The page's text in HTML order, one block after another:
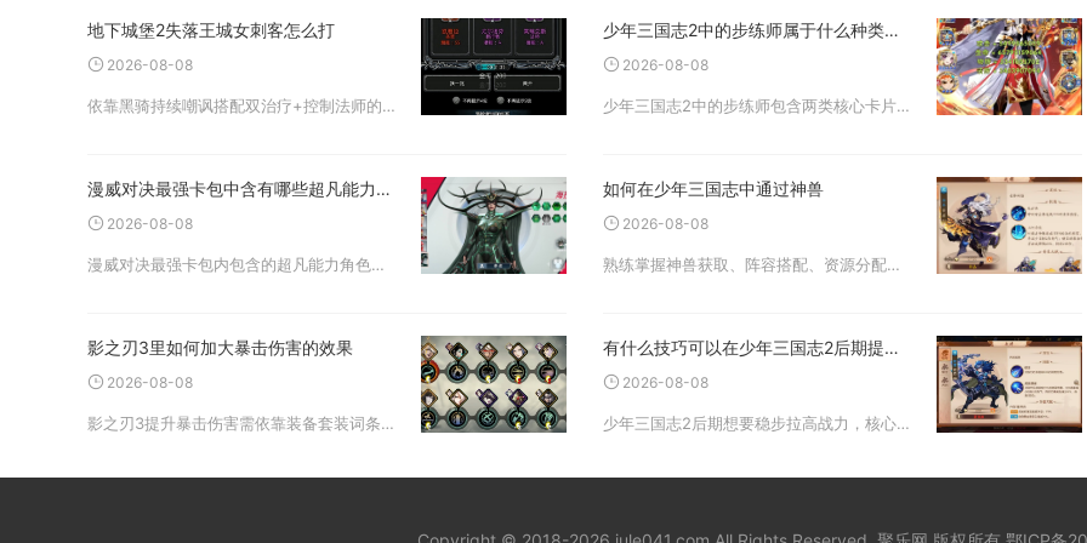
地下城堡2失落王城女刺客怎么打
2026-08-08
依靠黑骑持续嘲讽搭配双治疗+控制法师的标准四角色阵容，配齐免疫流血、瘟疫装备并严格调整力速比与战术阈值，即可稳定通关失落王城女刺客，无需高阶转职角色也能完成挑战。该BOSS位于失落王城坐标42,14，触发战斗时
少年三国志2中的步练师属于什么种类的卡片
2026-08-08
少年三国志2中的步练师包含两类核心卡片品类，其一为吴国阵营虹金品质辅助武将卡，其二是专属天金品质红颜职业卡片，两种卡片形态适配不同上阵体系，也是该角色贯穿游戏前中后期的核心卡牌分类定位，主流高阶养成体系里虹金凝
漫威对决最强卡包中含有哪些超凡能力的角色
2026-08-08
漫威对决最强卡包内包含的超凡能力角色主要有凤凰女、暴风女、惊奇队长、洛基、奇异博士，这些角色凭借独特的超凡机制，成为众多构筑卡组中的核心选择。凤凰女拥有凤凰之力，具备重生与大范围能量灼烧能力，在对局阵亡后可以触
如何在少年三国志中通过神兽
2026-08-08
熟练掌握神兽获取、阵容搭配、资源分配与图鉴养成，合理区分上阵神兽与护佑神兽的培养方向，是依靠神兽拉开战力差距、实现副本通关与竞技场越战的核心方式。神兽系统解锁之后，不要盲目收集全部神兽分散资源，按照自身所处养成
影之刃3里如何加大暴击伤害的效果
2026-08-08
影之刃3提升暴击伤害需依靠装备套装词条、心法羁绊与铸魂、刻印系统、华服及技能机制多乘区同步堆叠，优先保证暴击率达标后集中堆砌暴击伤害词条，搭配独立增伤属性稀释伤害衰减，即可实现暴击伤害倍率最大化，全渠道同步培养
有什么技巧可以在少年三国志2后期提升战力
2026-08-08
少年三国志2后期想要稳步拉高战力，核心技巧是停止全员均衡养成，集中资源打造双核体系，深挖神兵、兵符、战法等次级系统的细节属性，补齐图鉴、宝物洗练这类容易被忽视的养成模块，依靠精细化资源分配实现战力持续突破。进入